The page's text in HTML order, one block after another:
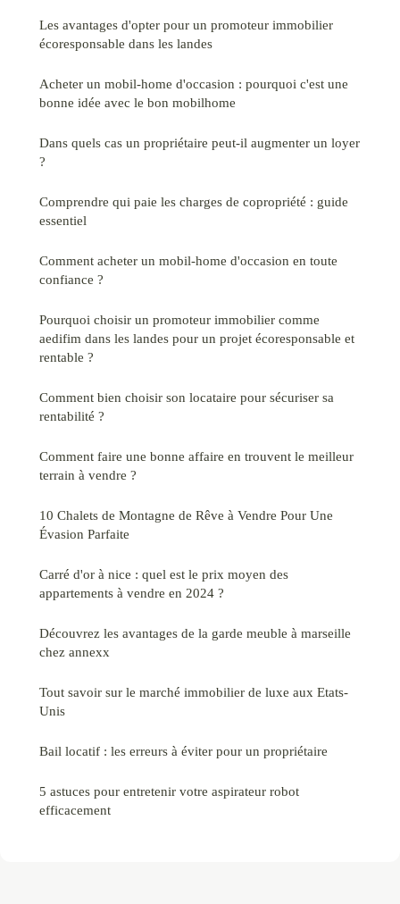
Les avantages d'opter pour un promoteur immobilier
écoresponsable dans les landes
Acheter un mobil-home d'occasion : pourquoi c'est une
bonne idée avec le bon mobilhome
Dans quels cas un propriétaire peut-il augmenter un loyer
?
Comprendre qui paie les charges de copropriété : guide
essentiel
Comment acheter un mobil-home d'occasion en toute
confiance ?
Pourquoi choisir un promoteur immobilier comme
aedifim dans les landes pour un projet écoresponsable et
rentable ?
Comment bien choisir son locataire pour sécuriser sa
rentabilité ?
Comment faire une bonne affaire en trouvent le meilleur
terrain à vendre ?
10 Chalets de Montagne de Rêve à Vendre Pour Une
Évasion Parfaite
Carré d'or à nice : quel est le prix moyen des
appartements à vendre en 2024 ?
Découvrez les avantages de la garde meuble à marseille
chez annexx
Tout savoir sur le marché immobilier de luxe aux Etats-
Unis
Bail locatif : les erreurs à éviter pour un propriétaire
5 astuces pour entretenir votre aspirateur robot
efficacement